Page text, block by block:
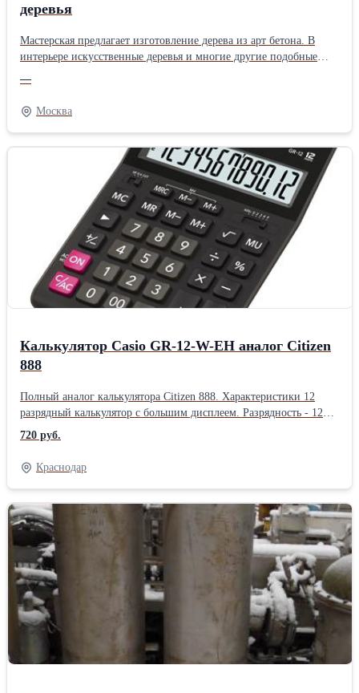
деревья
Мастерская предлагает изготовление дерева из арт бетона. В
интерьере искусственные деревья и многие другие подобные
деревьев позволяют достичь максимальный натуралистичности и
даже воссоздать в реальности смелые фантазии в интерьерных
решениях. Мы работаем по всей России!
—
Москва
Калькулятор Casio GR-12-W-EH аналог Citizen
888
Полный аналог калькулятора Citizen 888. Характеристики 12
разрядный калькулятор с большим дисплеем. Разрядность - 12
Клавиша Двойной ноль - Есть Режим Округление вверх - Есть
Режим Округление вниз - Есть Клавиша Квадратный корень -
Есть Клавиша Процент - Есть Клавиша Смена знака +/- - Есть
Клавиша Функция наценки [MU] - Есть Питание от солнечных
элементов - есть Питание от батареек 1 x LR44 Материал корпуса
- Пластик Клавиши большие, материал - Пластик Цвет корпуса -
Черный Габариты - 155 x 209 x 35 мм Вес нетто - 0.225 кг Вес
брутто - 300 г
720 руб.
Краснодар